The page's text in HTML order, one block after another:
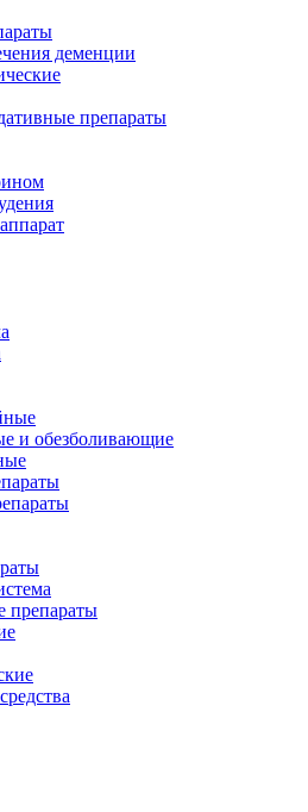
деменции
препараты
и обезболивающие
препараты